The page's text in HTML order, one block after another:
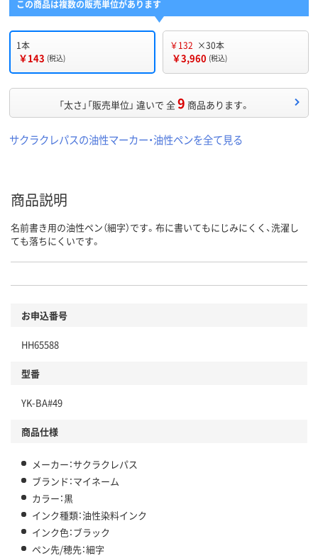
この商品は複数の販売単位があります
1本
￥143 (税込)
￥132 ×30本
￥3,960 (税込)
「太さ」「販売単位」 違いで 全9 商品あります。
サクラクレパスの油性マーカー・油性ペンを全て見る
商品説明
名前書き用の油性ペン（細字）です。布に書いてもにじみにくく、洗濯し
ても落ちにくいです。
お申込番号
HH65588
型番
YK-BA#49
商品仕様
メーカー：サクラクレパス
ブランド：マイネーム
カラー：黒
インク種類：油性染料インク
インク色：ブラック
ペン先/穂先：細字